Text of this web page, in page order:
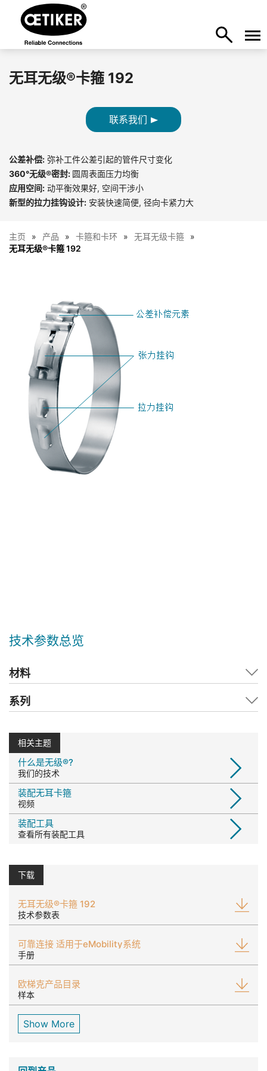
无耳无级®卡箍 192
联系我们
公差补偿: 弥补工件公差引起的管件尺寸变化
360°无级®密封: 圆周表面压力均衡
应用空间: 动平衡效果好, 空间干涉小
新型的拉力挂钩设计: 安装快速简便, 径向卡紧力大
主页 产品 卡箍和卡环
无耳无级卡箍
无耳无级®卡箍 192
技术参数总览
材料
系列
相关主题
什么是无级®?
我们的技术
装配无耳卡箍
视频
装配工具
查看所有装配工具
下载
无耳无级®卡箍 192
技术参数表
可靠连接 适用于eMobility系统
手册
欧梯克产品目录
样本
Show More